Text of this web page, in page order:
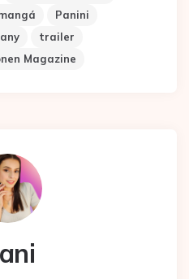
Panini
trailer
Magazine